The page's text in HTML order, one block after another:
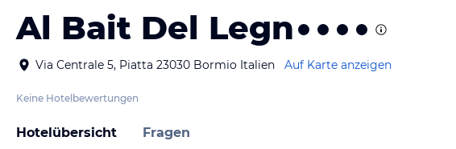
Al Bait Del Legn
Via Centrale 5, Piatta 23030 Bormio Italien Auf Karte anzeigen
Keine Hotelbewertungen
Hotelübersicht Fragen